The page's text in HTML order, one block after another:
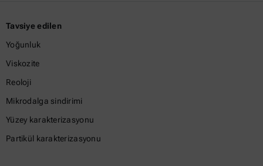
Tavsiye edilen
Yoğunluk
Viskozite
Reoloji
Mikrodalga sindirimi
Yüzey karakterizasyonu
Partikül karakterizasyonu